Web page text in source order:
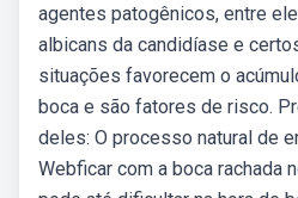
agentes patogênicos, entre
albicans da candidíase e
situações favorecem o
boca e são fatores de risco.
deles: O processo natural de
Webficar com a boca rachada